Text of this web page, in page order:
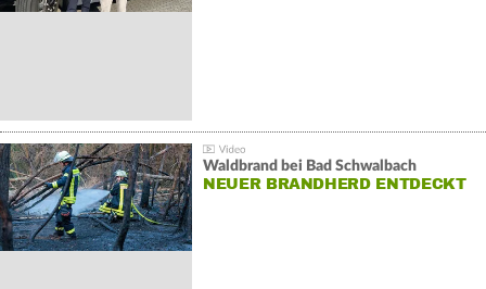
Waldbrand bei Bad Schwalbach
NEUER BRANDHERD ENTDECKT